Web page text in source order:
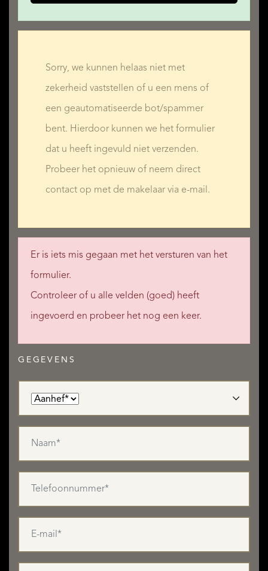
Sorry, we kunnen helaas niet met
zekerheid vaststellen of u een mens of
een geautomatiseerde bot/spammer
bent. Hierdoor kunnen we het formulier
dat u heeft ingevuld niet verzenden.
Probeer het opnieuw of neem direct
contact op met de makelaar via e-mail.
Er is iets mis gegaan met het versturen van het
formulier.
Controleer of u alle velden (goed) heeft
ingevoerd en probeer het nog een keer.
GEGEVENS